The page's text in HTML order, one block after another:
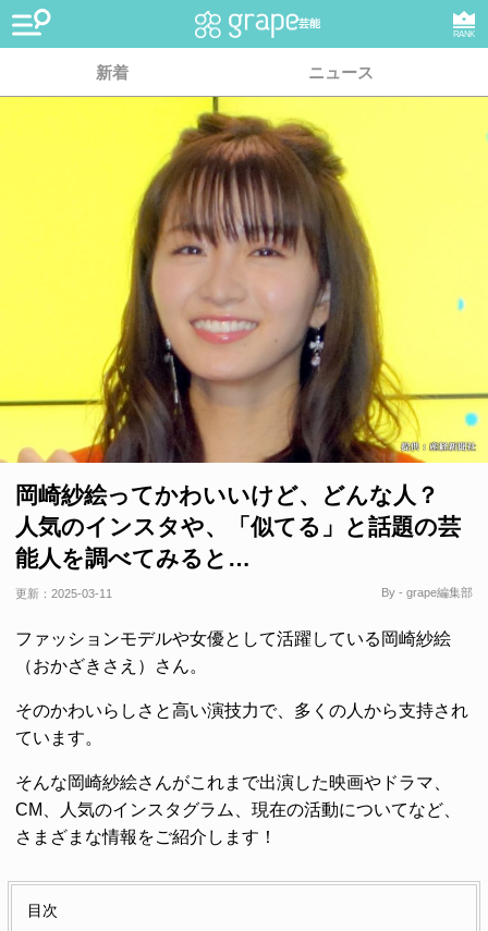
芸能
RANK
新着 ニュース
岡崎紗絵ってかわいいけど、どんな人？
人気のインスタや、「似てる」と話題の芸
能人を調べてみると…
更新： 2025-03-11 By - grape編集部
ファッションモデルや女優として活躍している岡崎紗絵
（おかざきさえ）さん。
そのかわいらしさと高い演技力で、多くの人から支持され
ています。
そんな岡崎紗絵さんがこれまで出演した映画やドラマ、
CM、人気のインスタグラム、現在の活動についてなど、
さまざまな情報をご紹介します！
目次